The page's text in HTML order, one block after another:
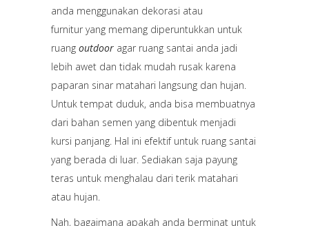
anda menggunakan dekorasi atau
furnitur yang memang diperuntukkan untuk
ruang outdoor agar ruang santai anda jadi
lebih awet dan tidak mudah rusak karena
paparan sinar matahari langsung dan hujan.
Untuk tempat duduk, anda bisa membuatnya
dari bahan semen yang dibentuk menjadi
kursi panjang. Hal ini efektif untuk ruang santai
yang berada di luar. Sediakan saja payung
teras untuk menghalau dari terik matahari
atau hujan.
Nah, bagaimana apakah anda berminat untuk